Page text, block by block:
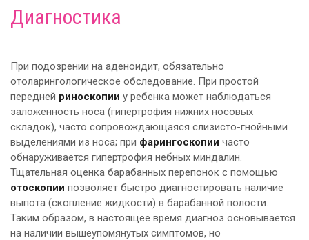
Диагностика
При подозрении на аденоидит, обязательно
отоларингологическое обследование. При простой
передней риноскопии у ребенка может наблюдаться
заложенность носа (гипертрофия нижних носовых
складок), часто сопровождающаяся слизисто-гнойными
выделениями из носа; при фарингоскопии часто
обнаруживается гипертрофия небных миндалин.
Тщательная оценка барабанных перепонок с помощью
отоскопии позволяет быстро диагностировать наличие
выпота (скопление жидкости) в барабанной полости.
Таким образом, в настоящее время диагноз основывается
на наличии вышеупомянутых симптомов, но